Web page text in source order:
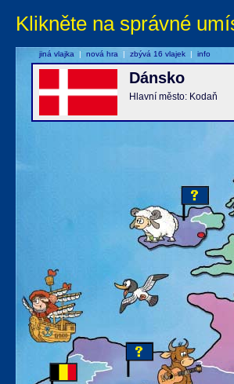
Klikněte na správné
Dánsko
Hlavní město: Kodaň
jiná vlajka | nová hra | zbývá 16 vlajek | info